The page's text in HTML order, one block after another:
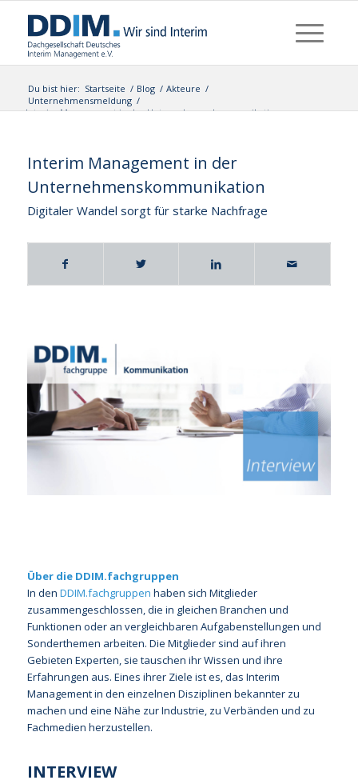
Du bist hier: Startseite / Blog / Akteure /
Unternehmensmeldung /
Interim Management in der Unternehmenskommunikation
Interim Management in der
Unternehmenskommunikation
Digitaler Wandel sorgt für starke Nachfrage
Über die DDIM.fachgruppen
In den DDIM.fachgruppen haben sich Mitglieder
zusammengeschlossen, die in gleichen Branchen und
Funktionen oder an vergleichbaren Aufgabenstellungen und
Sonderthemen arbeiten. Die Mitglieder sind auf ihren
Gebieten Experten, sie tauschen ihr Wissen und ihre
Erfahrungen aus. Eines ihrer Ziele ist es, das Interim
Management in den einzelnen Disziplinen bekannter zu
machen und eine Nähe zur Industrie, zu Verbänden und zu
Fachmedien herzustellen.
INTERVIEW